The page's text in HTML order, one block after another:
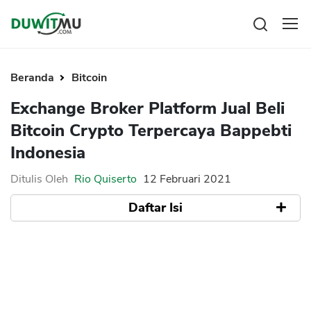
Saham
Bitcoin
Investasi
Pengeluaran
Asuransi
Rencana Keuangan
Kartu Kredit
KPR
KTA
Pinjaman Online
Hutang
Pinjaman
Kartu Kredit
Beranda Bitcoin
Exchange Broker Platform Jual Beli
Bitcoin Crypto Terpercaya Bappebti
Indonesia
Ditulis Oleh Rio Quiserto 12 Februari 2021
Daftar Isi